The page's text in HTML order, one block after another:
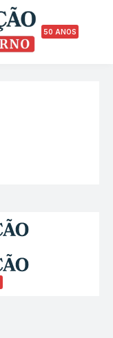
50 ANOS